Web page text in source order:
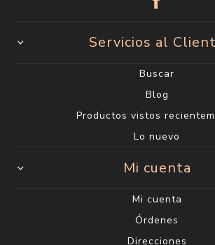
Servicios al
Buscar
Blog
Productos vistos
Lo nuevo
Mi cuenta
Mi cuenta
Órdenes
Direcciones